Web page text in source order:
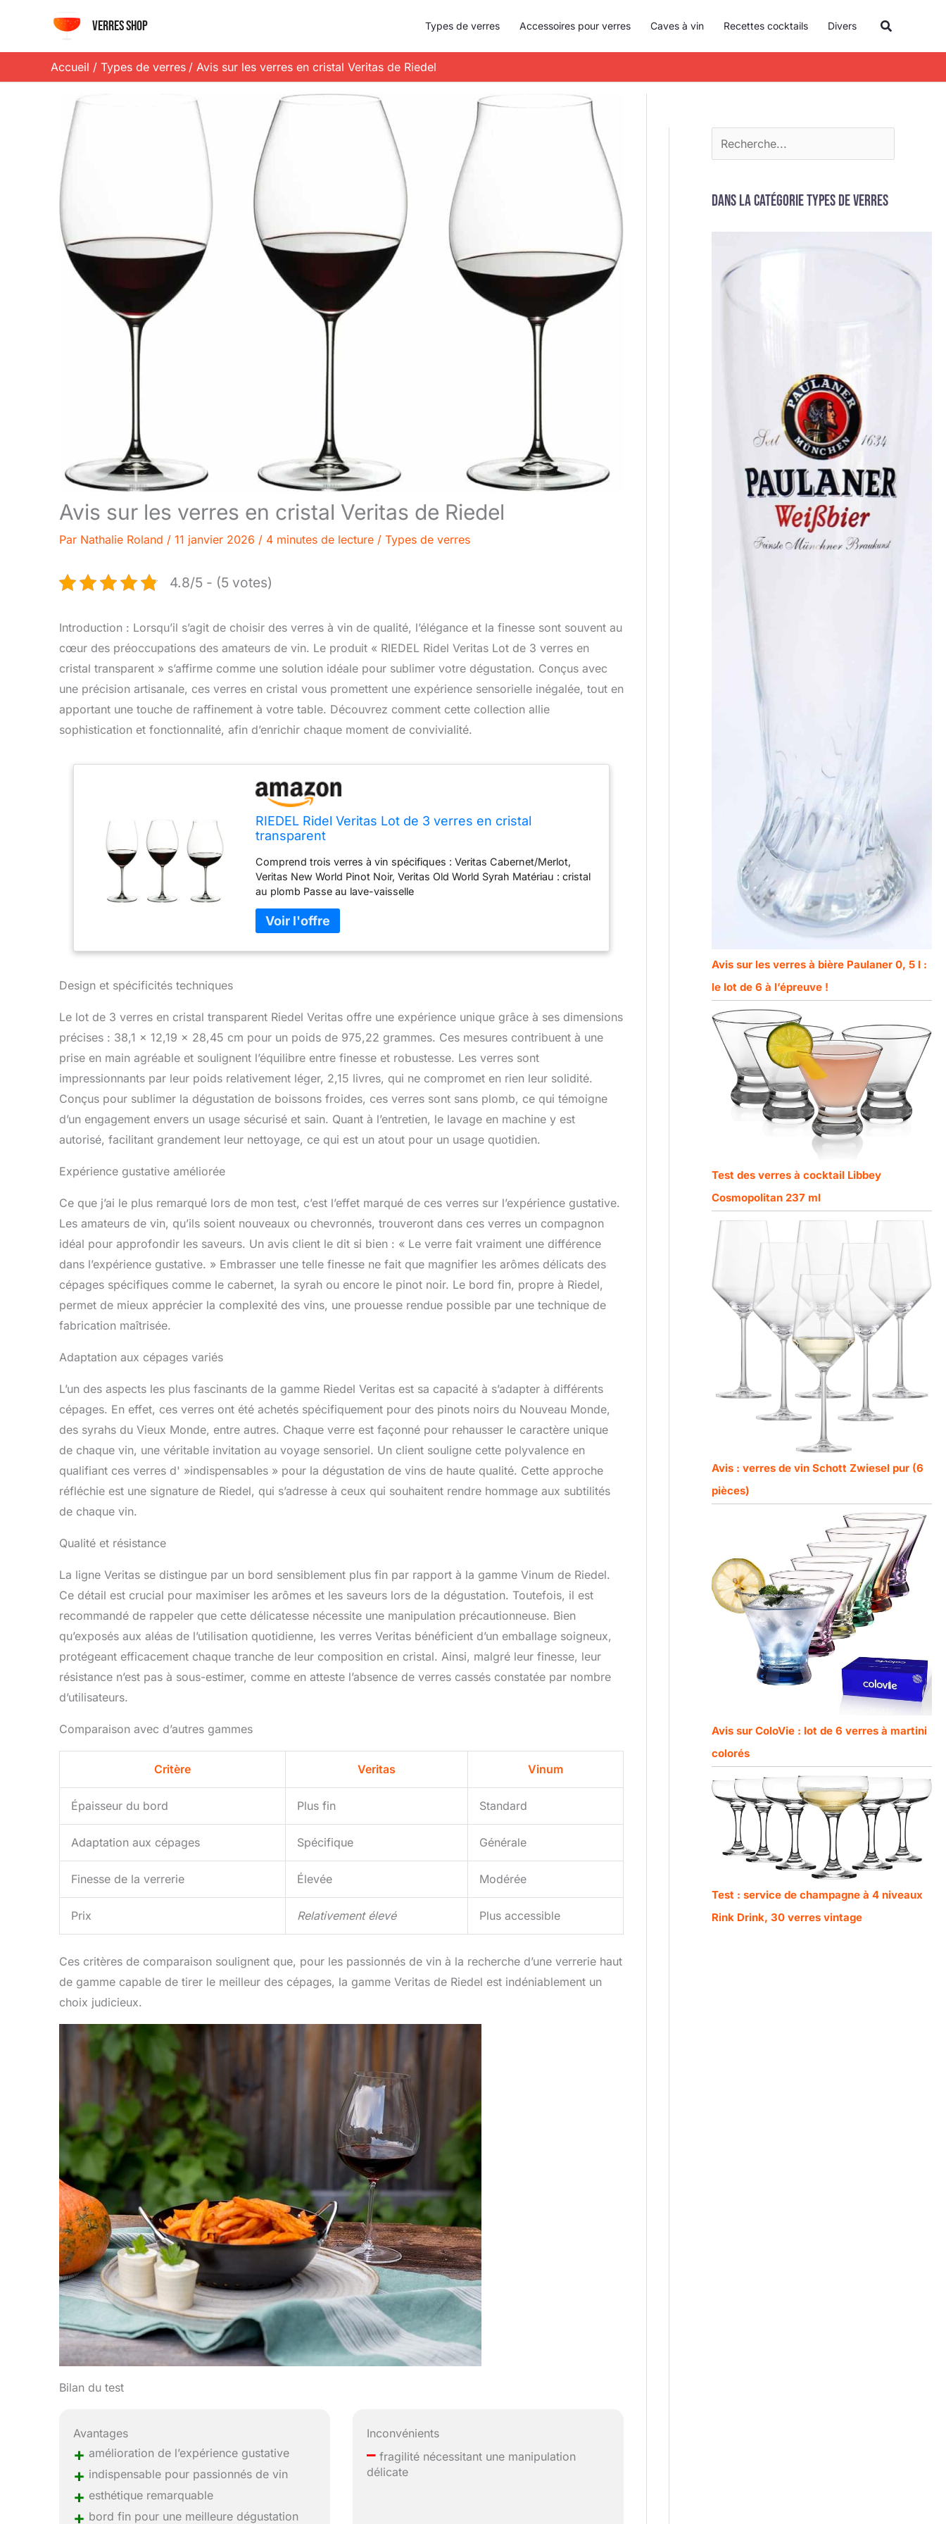
contenu
Verres shop Types de verres Accessoires pour verres Caves à vin Recettes cocktails Divers
Accueil Types de verres Avis sur les verres en cristal Veritas de Riedel
Avis sur les verres en cristal Veritas de Riedel
Par Nathalie Roland / 11 janvier 2026 / 4 minutes de lecture / Types de verres
4.8/5 - (5 votes)
Introduction : Lorsqu’il s’agit de choisir des verres à vin de qualité, l’élégance et la finesse sont souvent au
cœur des préoccupations des amateurs de vin. Le produit « RIEDEL Ridel Veritas Lot de 3 verres en
cristal transparent » s’affirme comme une solution idéale pour sublimer votre dégustation. Conçus avec
une précision artisanale, ces verres en cristal vous promettent une expérience sensorielle inégalée, tout en
apportant une touche de raffinement à votre table. Découvrez comment cette collection allie
sophistication et fonctionnalité, afin d’enrichir chaque moment de convivialité.
RIEDEL Ridel Veritas Lot de 3 verres en cristal
transparent
Comprend trois verres à vin spécifiques : Veritas Cabernet/Merlot,
Veritas New World Pinot Noir, Veritas Old World Syrah Matériau : cristal
au plomb Passe au lave-vaisselle
Design et spécificités techniques
Le lot de 3 verres en cristal transparent Riedel Veritas offre une expérience unique grâce à ses dimensions
précises : 38,1 x 12,19 x 28,45 cm pour un poids de 975,22 grammes. Ces mesures contribuent à une
prise en main agréable et soulignent l’équilibre entre finesse et robustesse. Les verres sont
impressionnants par leur poids relativement léger, 2,15 livres, qui ne compromet en rien leur solidité.
Conçus pour sublimer la dégustation de boissons froides, ces verres sont sans plomb, ce qui témoigne
d’un engagement envers un usage sécurisé et sain. Quant à l’entretien, le lavage en machine y est
autorisé, facilitant grandement leur nettoyage, ce qui est un atout pour un usage quotidien.
Expérience gustative améliorée
Ce que j’ai le plus remarqué lors de mon test, c’est l’effet marqué de ces verres sur l’expérience gustative.
Les amateurs de vin, qu’ils soient nouveaux ou chevronnés, trouveront dans ces verres un compagnon
idéal pour approfondir les saveurs. Un avis client le dit si bien : « Le verre fait vraiment une différence
dans l’expérience gustative. » Embrasser une telle finesse ne fait que magnifier les arômes délicats des
cépages spécifiques comme le cabernet, la syrah ou encore le pinot noir. Le bord fin, propre à Riedel,
permet de mieux apprécier la complexité des vins, une prouesse rendue possible par une technique de
fabrication maîtrisée.
Adaptation aux cépages variés
L’un des aspects les plus fascinants de la gamme Riedel Veritas est sa capacité à s’adapter à différents
cépages. En effet, ces verres ont été achetés spécifiquement pour des pinots noirs du Nouveau Monde,
des syrahs du Vieux Monde, entre autres. Chaque verre est façonné pour rehausser le caractère unique
de chaque vin, une véritable invitation au voyage sensoriel. Un client souligne cette polyvalence en
qualifiant ces verres d' »indispensables » pour la dégustation de vins de haute qualité. Cette approche
réfléchie est une signature de Riedel, qui s’adresse à ceux qui souhaitent rendre hommage aux subtilités
de chaque vin.
Qualité et résistance
La ligne Veritas se distingue par un bord sensiblement plus fin par rapport à la gamme Vinum de Riedel.
Ce détail est crucial pour maximiser les arômes et les saveurs lors de la dégustation. Toutefois, il est
recommandé de rappeler que cette délicatesse nécessite une manipulation précautionneuse. Bien
qu’exposés aux aléas de l’utilisation quotidienne, les verres Veritas bénéficient d’un emballage soigneux,
protégeant efficacement chaque tranche de leur composition en cristal. Ainsi, malgré leur finesse, leur
résistance n’est pas à sous-estimer, comme en atteste l’absence de verres cassés constatée par nombre
d’utilisateurs.
Comparaison avec d’autres gammes
Critère Veritas Vinum
Épaisseur du bord Plus fin Standard
Adaptation aux cépages Spécifique Générale
Finesse de la verrerie Élevée Modérée
Prix Relativement élevé Plus accessible
Ces critères de comparaison soulignent que, pour les passionnés de vin à la recherche d’une verrerie haut
de gamme capable de tirer le meilleur des cépages, la gamme Veritas de Riedel est indéniablement un
choix judicieux.
Bilan du test
Avantages
+ amélioration de l’expérience gustative
+ indispensable pour passionnés de vin
+ esthétique remarquable
+ bord fin pour une meilleure dégustation
Inconvénients
– fragilité nécessitant une manipulation
délicate
c
h
e
Dans la catégorie Types de verres
Avis sur les verres à bière Paulaner 0, 5 l :
le lot de 6 à l’épreuve !
Test des verres à cocktail Libbey
Cosmopolitan 237 ml
Avis : verres de vin Schott Zwiesel pur (6
pièces)
Avis sur ColoVie : lot de 6 verres à martini
colorés
Test : service de champagne à 4 niveaux
Rink Drink, 30 verres vintage